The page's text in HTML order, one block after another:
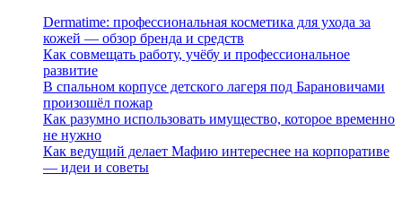
Dermatime: профессиональная косметика для ухода за
кожей — обзор бренда и средств
Как совмещать работу, учёбу и профессиональное
развитие
В спальном корпусе детского лагеря под Барановичами
произошёл пожар
Как разумно использовать имущество, которое временно
не нужно
Как ведущий делает Мафию интереснее на корпоративе
— идеи и советы